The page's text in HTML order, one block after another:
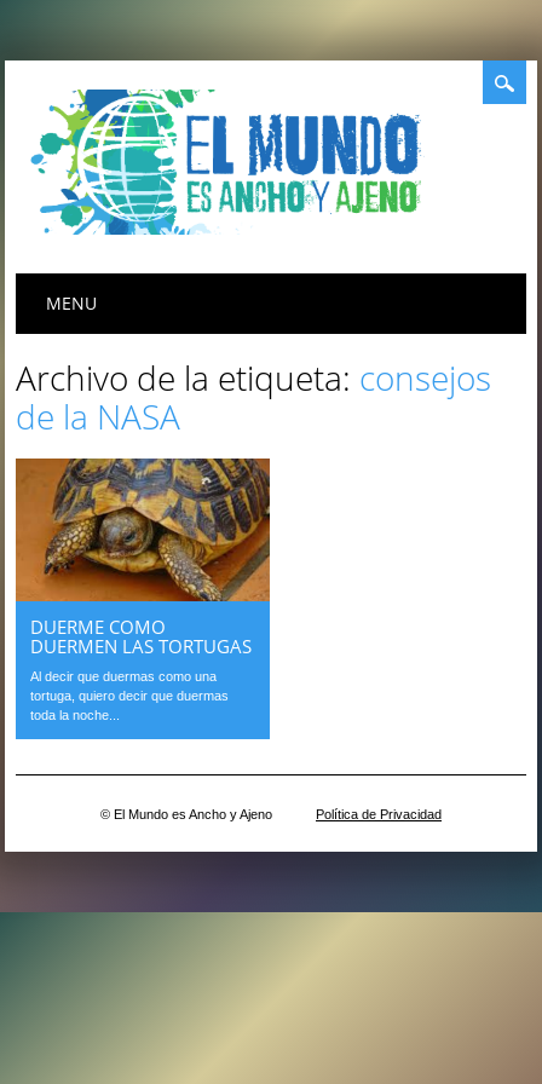
Menú principal
MENU
Archivo de la etiqueta: consejos
de la NASA
DUERME COMO
DUERMEN LAS TORTUGAS
Al decir que duermas como una
tortuga, quiero decir que duermas
toda la noche...
© El Mundo es Ancho y Ajeno Política de Privacidad